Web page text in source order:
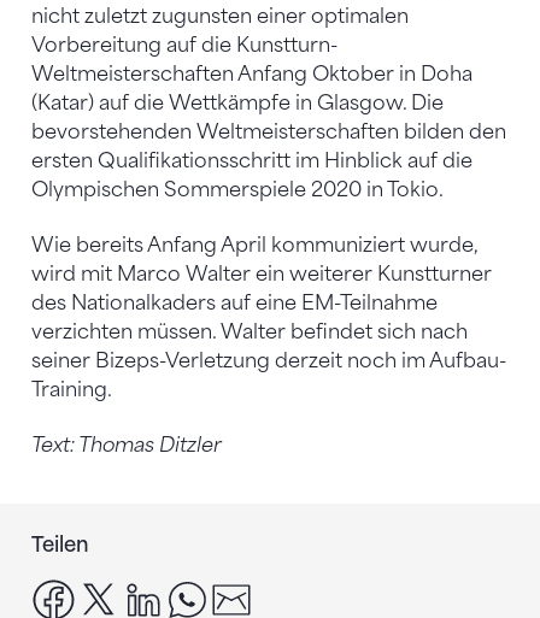
nicht zuletzt zugunsten einer optimalen
Vorbereitung auf die Kunstturn-
Weltmeisterschaften Anfang Oktober in Doha
(Katar) auf die Wettkämpfe in Glasgow. Die
bevorstehenden Weltmeisterschaften bilden den
ersten Qualifikationsschritt im Hinblick auf die
Olympischen Sommerspiele 2020 in Tokio.
Wie bereits Anfang April kommuniziert wurde,
wird mit Marco Walter ein weiterer Kunstturner
des Nationalkaders auf eine EM-Teilnahme
verzichten müssen. Walter befindet sich nach
seiner Bizeps-Verletzung derzeit noch im Aufbau-
Training.
Text: Thomas Ditzler
Teilen
facebook
x linkedinwhatsapp